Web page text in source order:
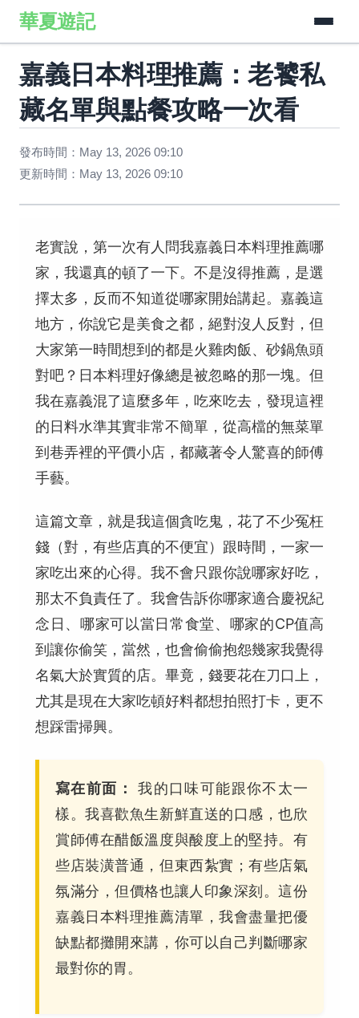
華夏遊記
嘉義日本料理推薦：老饕私
藏名單與點餐攻略一次看
發布時間：May 13, 2026 09:10
更新時間：May 13, 2026 09:10
老實說，第一次有人問我嘉義日本料理推薦哪
家，我還真的頓了一下。不是沒得推薦，是選
擇太多，反而不知道從哪家開始講起。嘉義這
地方，你說它是美食之都，絕對沒人反對，但
大家第一時間想到的都是火雞肉飯、砂鍋魚頭
對吧？日本料理好像總是被忽略的那一塊。但
我在嘉義混了這麼多年，吃來吃去，發現這裡
的日料水準其實非常不簡單，從高檔的無菜單
到巷弄裡的平價小店，都藏著令人驚喜的師傅
手藝。
這篇文章，就是我這個貪吃鬼，花了不少冤枉
錢（對，有些店真的不便宜）跟時間，一家一
家吃出來的心得。我不會只跟你說哪家好吃，
那太不負責任了。我會告訴你哪家適合慶祝紀
念日、哪家可以當日常食堂、哪家的CP值高
到讓你偷笑，當然，也會偷偷抱怨幾家我覺得
名氣大於實質的店。畢竟，錢要花在刀口上，
尤其是現在大家吃頓好料都想拍照打卡，更不
想踩雷掃興。
寫在前面：
我的口味可能跟你不太一
樣。我喜歡魚生新鮮直送的口感，也欣
賞師傅在醋飯溫度與酸度上的堅持。有
些店裝潢普通，但東西紮實；有些店氣
氛滿分，但價格也讓人印象深刻。這份
嘉義日本料理推薦清單，我會盡量把優
缺點都攤開來講，你可以自己判斷哪家
最對你的胃。